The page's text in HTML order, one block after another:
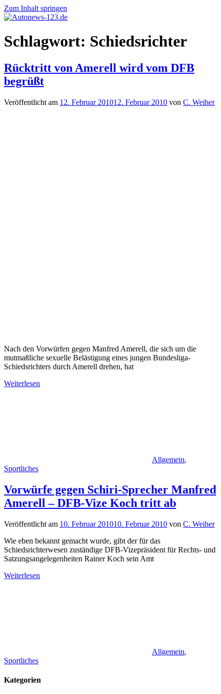
Zum Inhalt springen
Autonews-
123.de
Autonews
mit
Schlagwort: Schiedsrichter
Rücktritt von Amerell wird vom DFB
begrüßt
Veröffentlicht am 12. Februar 201012. Februar 2010 von C. Weiher
Nach den Vorwürfen gegen Manfred Amerell, die sich um die
mutmaßliche sexuelle Belästigung eines jungen Bundesliga-
Schiedsrichters durch Amerell drehen, hat
Weiterlesen
Allgemein,
Sportliches
Vorwürfe gegen Schiri-Sprecher Manfred
Amerell – DFB-Vize Koch tritt ab
Veröffentlicht am 10. Februar 201010. Februar 2010 von C. Weiher
Wie eben bekannt gemacht wurde, gibt der für das
Schiedsrichterwesen zuständige DFB-Vizepräsident für Rechts- und
Satzungsangelegenheiten Rainer Koch sein Amt
Weiterlesen
Allgemein,
Sportliches
Kategorien